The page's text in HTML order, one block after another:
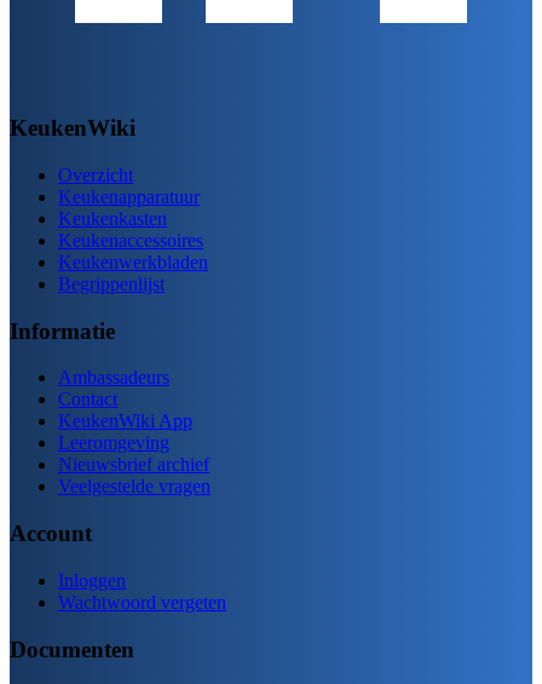
KeukenWiki
Overzicht
Keukenapparatuur
Keukenkasten
Keukenaccessoires
Keukenwerkbladen
Begrippenlijst
Informatie
Ambassadeurs
Contact
KeukenWiki App
Leeromgeving
Nieuwsbrief archief
Veelgestelde vragen
Account
Inloggen
Wachtwoord vergeten
Documenten